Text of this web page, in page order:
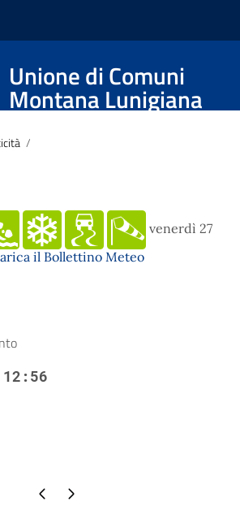
navigazione
Unione di Comuni
Montana Lunigiana
/
venerdì 27
il Bollettino Meteo
Pagina precedente
Pagina successiva